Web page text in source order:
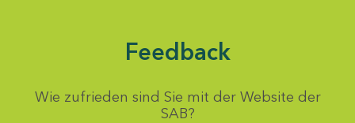
Feedback
Wie zufrieden sind Sie mit der Website der
SAB?